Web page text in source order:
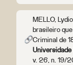
MELLO,
brasileiro
Criminal de
v. 26, n. 19/